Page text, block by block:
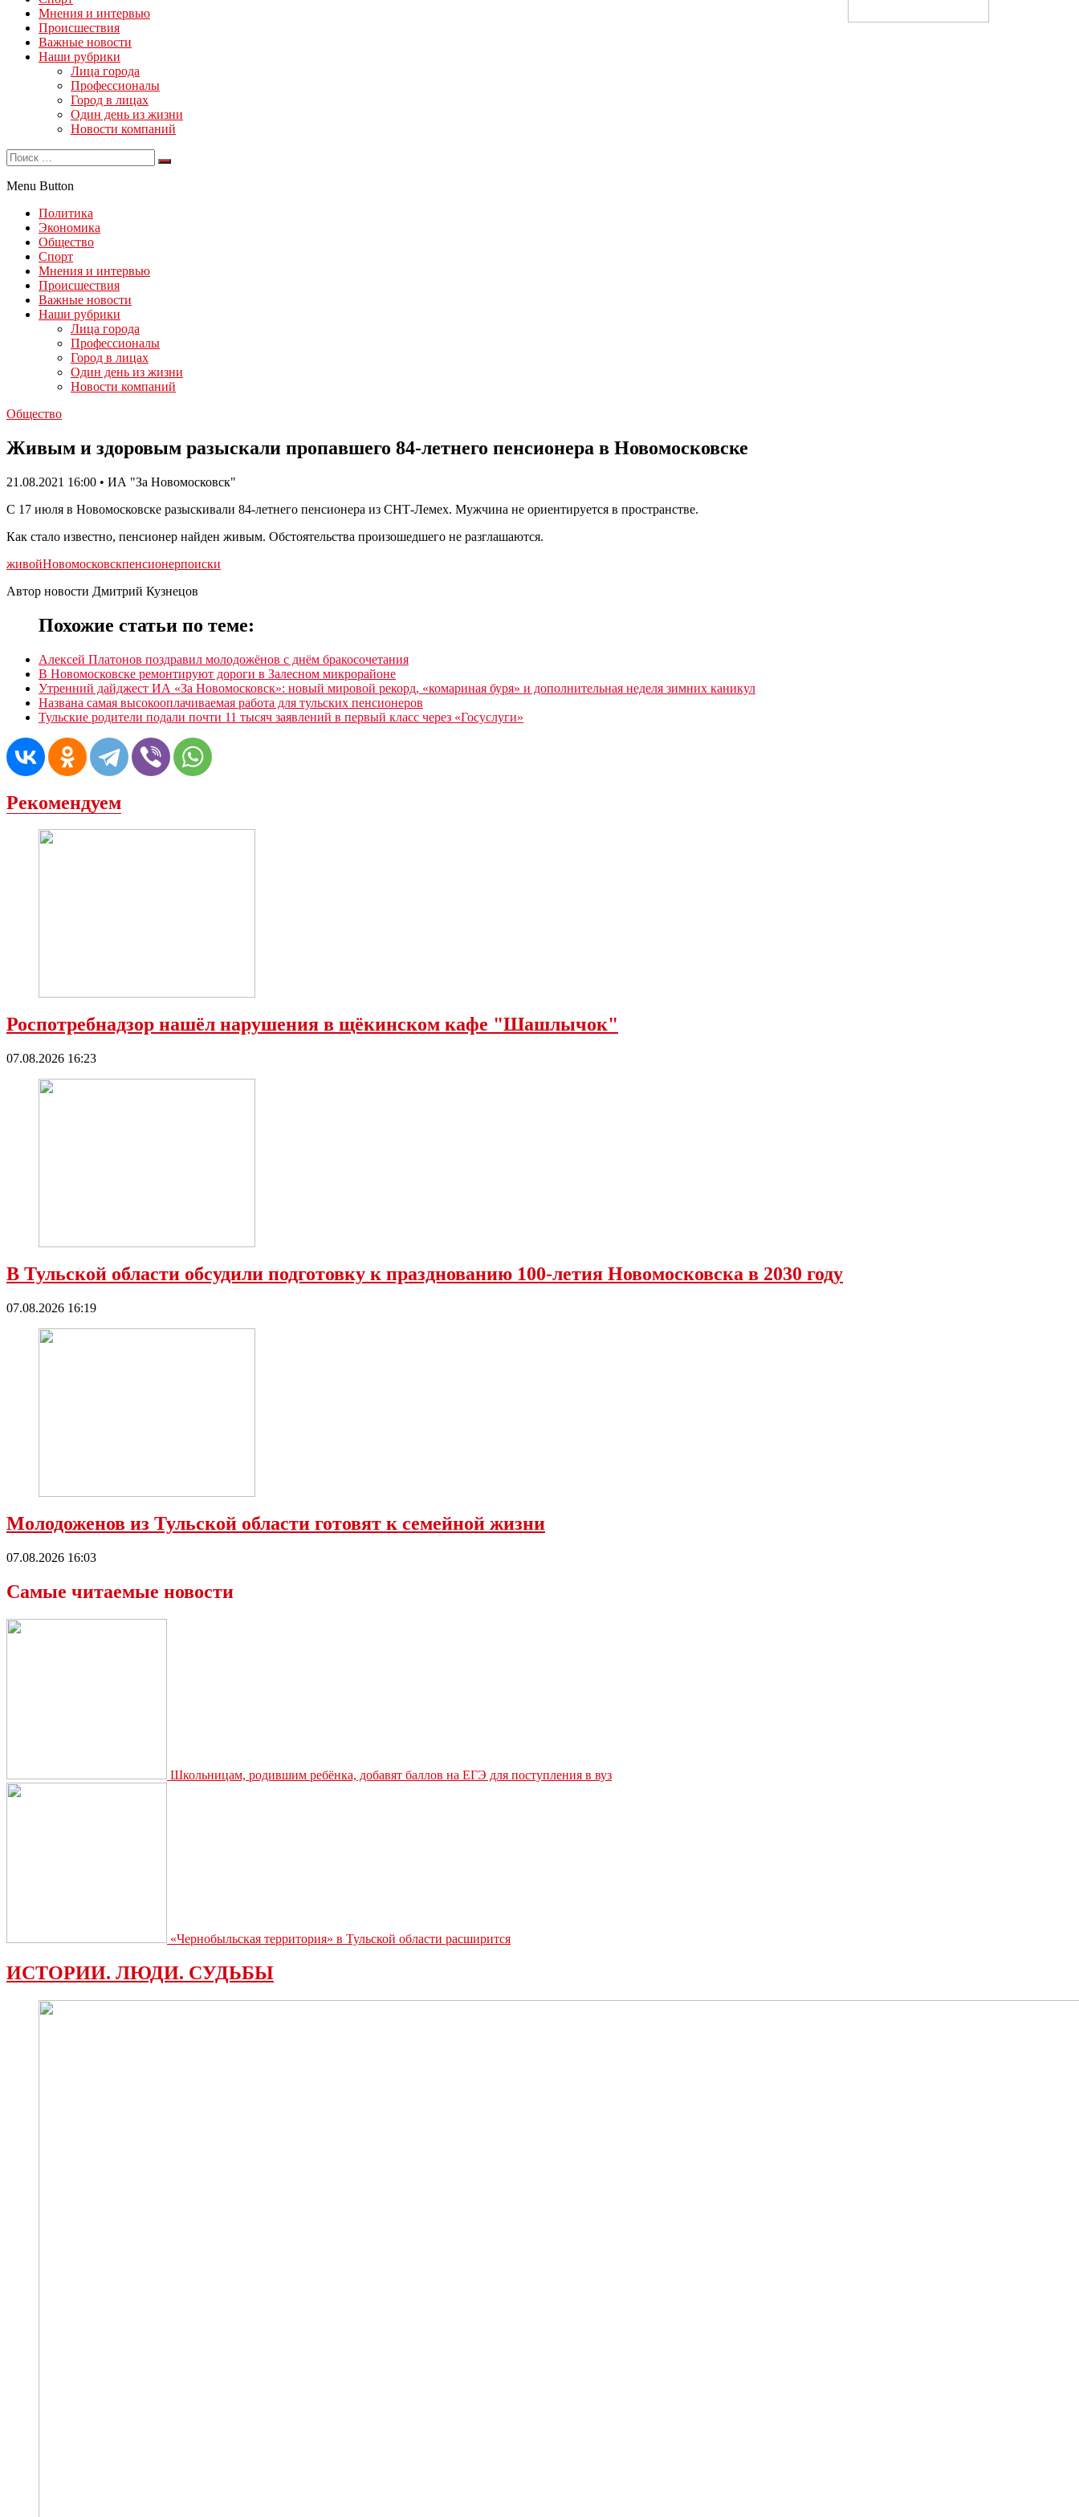
Мнения и интервью
Происшествия
Важные новости
Наши рубрики
Лица города
Профессионалы
Город в лицах
Один день из жизни
Новости компаний
Menu Button
Политика
Экономика
Общество
Спорт
Мнения и интервью
Происшествия
Важные новости
Наши рубрики
Лица города
Профессионалы
Город в лицах
Один день из жизни
Новости компаний
Общество
Живым и здоровым разыскали пропавшего 84-летнего пенсионера в Новомосковске
21.08.2021 16:00 • ИА "За Новомосковск"
С 17 июля в Новомосковске разыскивали 84-летнего пенсионера из СНТ-Лемех. Мужчина не ориентируется в пространстве.
Как стало известно, пенсионер найден живым. Обстоятельства произошедшего не разглашаются.
живойНовомосковскпенсионерпоиски
Автор новости Дмитрий Кузнецов
Похожие статьи по теме:
Алексей Платонов поздравил молодожёнов с днём бракосочетания
В Новомосковске ремонтируют дороги в Залесном микрорайоне
Утренний дайджест ИА «За Новомосковск»: новый мировой рекорд, «комариная буря» и дополнительная неделя зимних каникул
Названа самая высокооплачиваемая работа для тульских пенсионеров
Тульские родители подали почти 11 тысяч заявлений в первый класс через «Госуслуги»
Рекомендуем
Роспотребнадзор нашёл нарушения в щёкинском кафе "Шашлычок"
07.08.2026 16:23
В Тульской области обсудили подготовку к празднованию 100-летия Новомосковска в 2030 году
07.08.2026 16:19
Молодоженов из Тульской области готовят к семейной жизни
07.08.2026 16:03
Самые читаемые новости
Школьницам, родившим ребёнка, добавят баллов на ЕГЭ для поступления в вуз
«Чернобыльская территория» в Тульской области расширится
ИСТОРИИ. ЛЮДИ. СУДЬБЫ